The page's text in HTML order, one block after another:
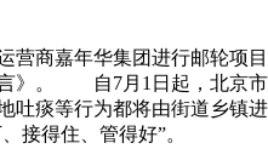
嘉年华集团进行邮轮项
》。 自7月1日起，北京
痰等行为都将由街道乡镇
接得住、管得好”。